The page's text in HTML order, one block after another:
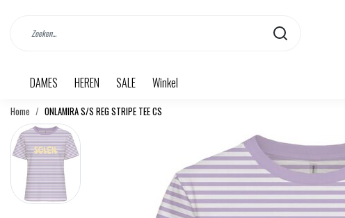
DAMES HEREN SALE Winkel
Home ONLAMIRA S/S REG STRIPE TEE CS